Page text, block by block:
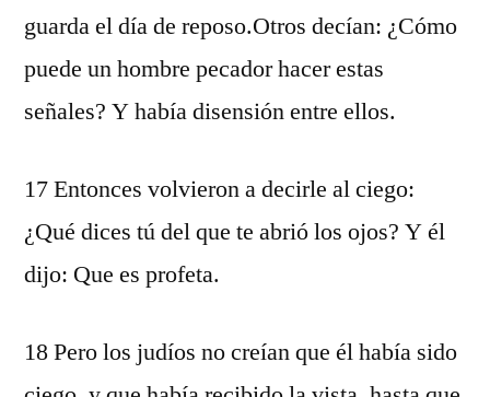
guarda el día de reposo.Otros decían: ¿Cómo
puede un hombre pecador hacer estas
señales? Y había disensión entre ellos.
17 Entonces volvieron a decirle al ciego:
¿Qué dices tú del que te abrió los ojos? Y él
dijo: Que es profeta.
18 Pero los judíos no creían que él había sido